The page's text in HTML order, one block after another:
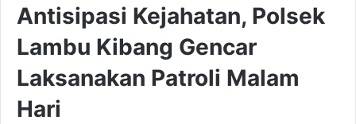
Antisipasi Kejahatan, Polsek
Lambu Kibang Gencar
Laksanakan Patroli Malam
Hari